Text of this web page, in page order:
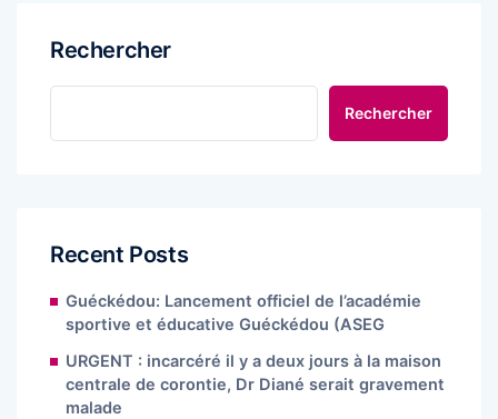
Rechercher
Rechercher
Recent Posts
Guéckédou: Lancement officiel de l’académie
sportive et éducative Guéckédou (ASEG
URGENT : incarcéré il y a deux jours à la maison
centrale de corontie, Dr Diané serait gravement
malade